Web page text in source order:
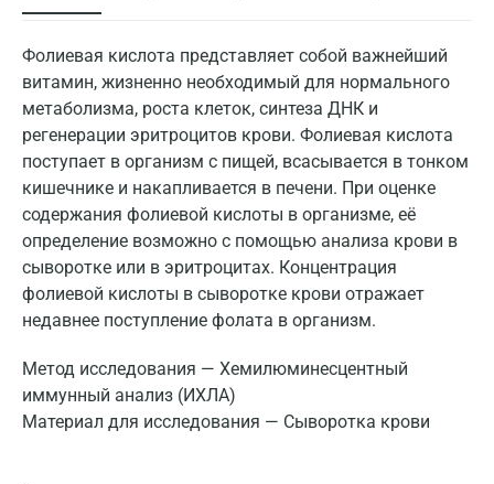
Фолиевая кислота представляет собой важнейший
витамин, жизненно необходимый для нормального
метаболизма, роста клеток, синтеза ДНК и
регенерации эритроцитов крови. Фолиевая кислота
поступает в организм с пищей, всасывается в тонком
кишечнике и накапливается в печени. При оценке
содержания фолиевой кислоты в организме, её
определение возможно с помощью анализа крови в
сыворотке или в эритроцитах. Концентрация
фолиевой кислоты в сыворотке крови отражает
недавнее поступление фолата в организм.
Метод исследования — Хемилюминесцентный
иммунный анализ (ИХЛА)
Материал для исследования — Сыворотка крови